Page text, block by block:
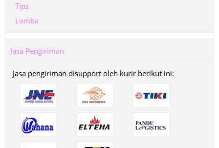
Tips
Lomba
Jasa Pengiriman
Jasa pengiriman disupport oleh kurir berikut ini: